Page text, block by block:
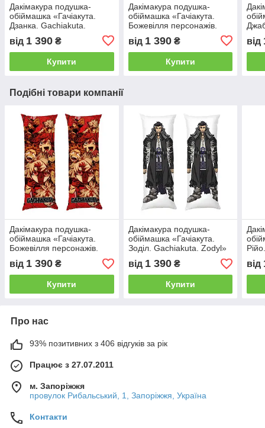
Дакімакура подушка-
обіймашка «Гачіакута.
Дзанка. Gachiakuta.
від 1 390 ₴
Купити
Дакімакура подушка-
обіймашка «Гачіакута.
Божевілля персонажів.
від 1 390₴
Купити
від
Подібні товари компанії
Дакімакура подушка-
обіймашка «Гачіакута.
Божевілля персонажів.
Gachiakuta»
від 1 390 ₴
Купити
Дакімакура подушка-
обіймашка «Гачіакута.
Зоділ. Gachiakuta. Zodyl»
від 1 390₴
Купити
від
Про нас
93% позитивних з 406 відгуків за рік
Працює з 27.07.2011
м. Запоріжжя
провулок Рибальський, 1, Запоріжжя, Україна
Контакти